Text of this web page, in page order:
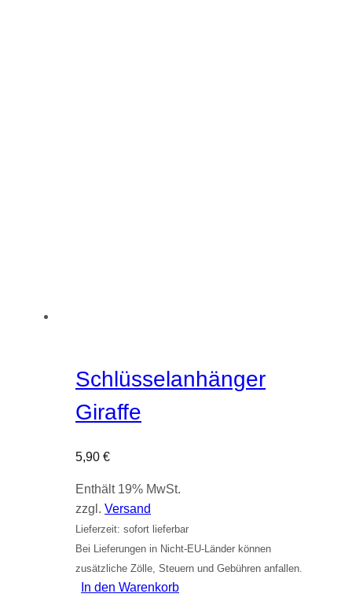
Schlüsselanhänger
Giraffe
5,90 €
Enthält 19% MwSt.
zzgl. Versand
Lieferzeit: sofort lieferbar
Bei Lieferungen in Nicht-EU-Länder können
zusätzliche Zölle, Steuern und Gebühren anfallen.
In den Warenkorb